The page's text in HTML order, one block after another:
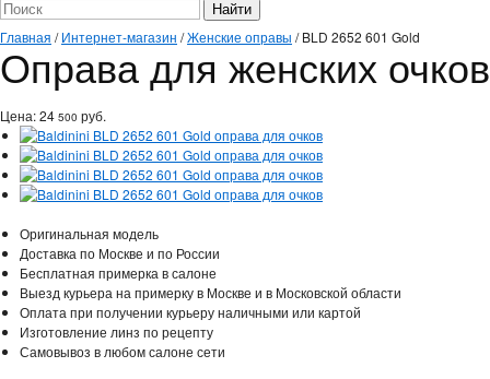
Главная /Интернет-магазин /Женские оправы /BLD 2652 601 Gold
Оправа для женских
Цена:24 500 руб.
Оригинальная модель
Доставка по Москве и по России
Бесплатная примерка в салоне
Выезд курьера на примерку в Москве и в Московской области
Оплата при получении курьеру наличными или картой
Изготовление линз по рецепту
Самовывоз в любом салоне сети